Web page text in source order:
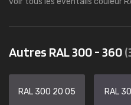
Autres RAL 300 - 360
RAL 300 20 05 RAL